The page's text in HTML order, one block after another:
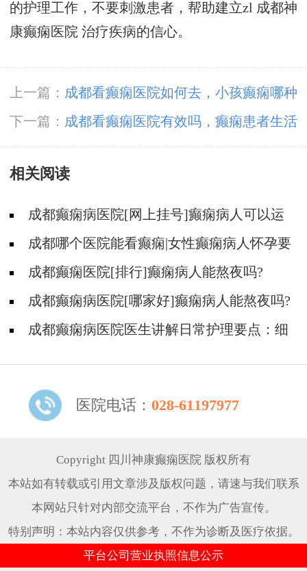
的护理工作，不要刺激患者，帮助建立zl 成都神
康癫痫医院 治疗疾病的信心。
上一篇： 成都看癫痫医院如何去，小孩癫痫哪种
诊疗较为好？
下一篇： 成都看癫痫医院有效吗，癫痫患者生活
中如何进行自我调整?
相关阅读
成都癫痫病医院[网上挂号]癫痫病人可以运
动吗?成都哪个医院能看癫痫|女性癫痫病人怀孕要
如何护理?
成都癫痫医院[排行]癫痫病人能熬夜吗?
成都癫痫病医院[哪家好]癫痫病人能熬夜吗?
成都癫痫病医院医生讲解日常护理要点：细
医院电话： 028-61197977
Copyright 四川神康癫痫医院 版权所有
本站如有转载或引用文章涉及版权问题，请速与我们联系
本网站只针对内部交流平台，不作为广告宣传。
特别声明：本站内容仅供参考，不作为诊断及医疗依据。
平台公司营业执照信息公示